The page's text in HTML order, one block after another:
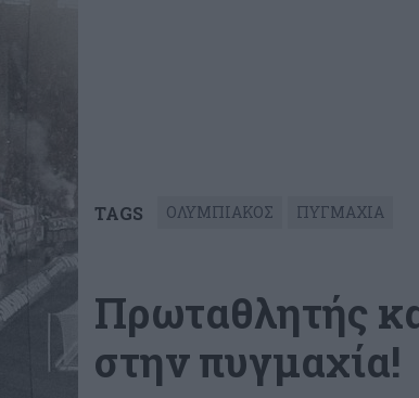
TAGS ΟΛΥΜΠΙΑΚΟΣ ΠΥΓΜΑΧΙΑ
Πρωταθλητής
στην πυγμαχία!